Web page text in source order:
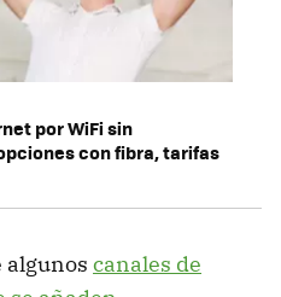
por WiFi sin
con fibra, tarifas
algunos canales de